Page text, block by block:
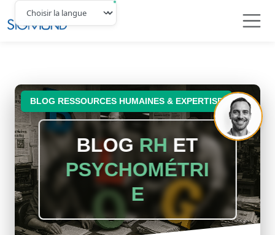
Navbar
BLOG RESSOURCES HUMAINES & EXPERTISE
BLOGRH ET
PSYCHOMÉTRI
E